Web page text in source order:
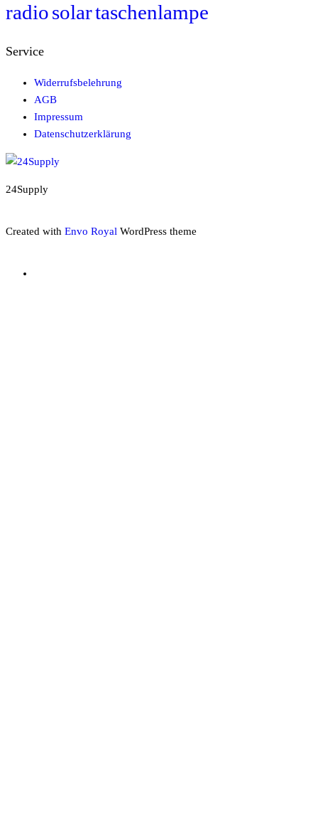
radiosolartaschenlampe
Service
Widerrufsbelehrung
AGB
Impressum
Datenschutzerklärung
24Supply
Created with Envo Royal WordPress theme